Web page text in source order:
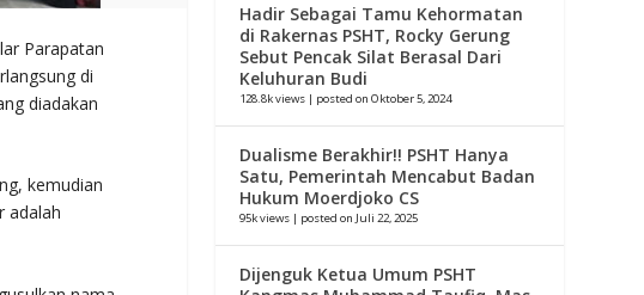
Parapatan
di
diadakan
kemudian
adalah
Hadir Sebagai Tamu Kehormatan
di Rakernas PSHT, Rocky Gerung
Sebut Pencak Silat Berasal Dari
Keluhuran Budi
128.8k views | posted on Oktober 5, 2024
Dualisme Berakhir!! PSHT Hanya
Satu, Pemerintah Mencabut Badan
Hukum Moerdjoko CS
95k views | posted on Juli 22, 2025
Dijenguk Ketua Umum PSHT